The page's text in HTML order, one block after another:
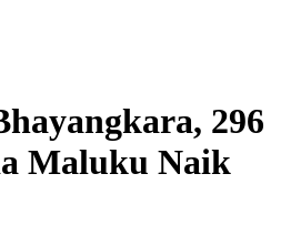
296
Maluku Naik